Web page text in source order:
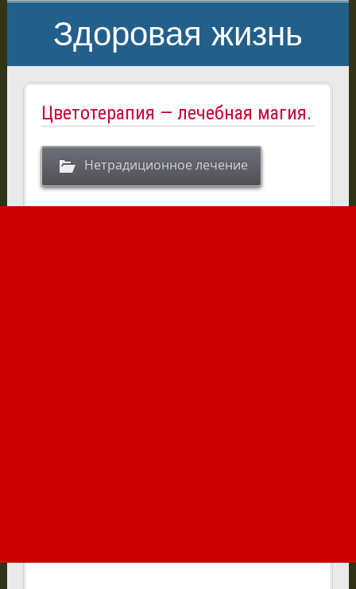
Здоровая жизнь
Цветотерапия — лечебная магия.
Нетрадиционное лечение